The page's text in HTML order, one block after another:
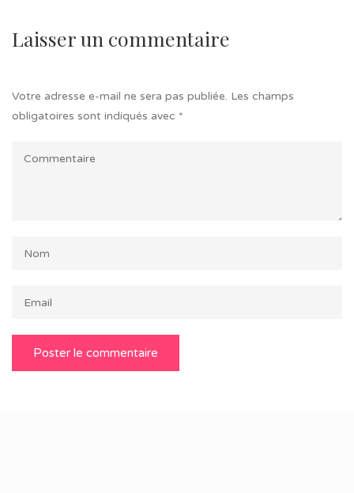
Laisser un commentaire
Votre adresse e-mail ne sera pas publiée. Les champs
obligatoires sont indiqués avec *